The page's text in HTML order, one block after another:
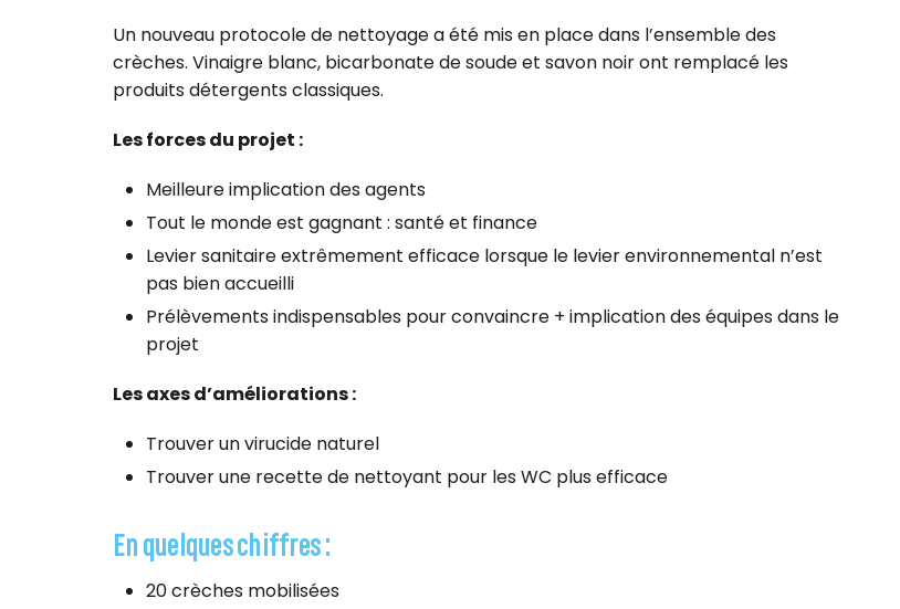
Un nouveau protocole de nettoyage a été mis en place dans l’ensemble des
crèches. Vinaigre blanc, bicarbonate de soude et savon noir ont remplacé les
produits détergents classiques.
Les forces du projet :
Meilleure implication des agents
Tout le monde est gagnant : santé et finance
Levier sanitaire extrêmement efficace lorsque le levier environnemental n’est
pas bien accueilli
Prélèvements indispensables pour convaincre + implication des équipes dans le
projet
Les axes d’améliorations :
Trouver un virucide naturel
Trouver une recette de nettoyant pour les WC plus efficace
En quelques chiffres :
20 crèches mobilisées